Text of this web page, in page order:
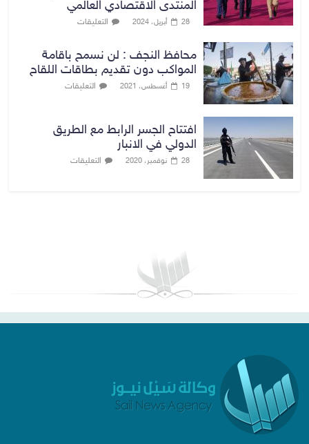
المنتدى الاقتصادي العالمي
28 أبريل، 2024 التعليقات
محافظ النجف : لن نسمح باقامة
المواكب دون تقديم بطاقات اللقاح
19 أغسطس، 2021 التعليقات
افتتاح الجسر الرابط مع الطريق
الدولي في الانبار
28 نوفمبر، 2020 التعليقات